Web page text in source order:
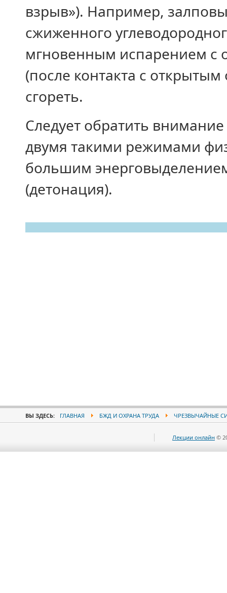
взрыв»). Например,
сжиженного
мгновенным испарением с
(после контакта с
сгореть.
Следует обратить
двумя такими режимами
большим
(детонация).
ВЫ ЗДЕСЬ: ГЛАВНАЯ БЖД И ОХРАНА ТРУДА ЧРЕЗВЫЧАЙНЫЕ
Лекции онлайн ©